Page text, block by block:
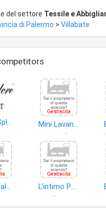
del settore Tessile e
di Palermo > Villabate
Atelier Splendore Abiti da sposa - cerimonia - accessori - alta sartoria
Mini Lavanderia Moderna di Corona Salvatore
tessili
Chakir Salah
L'intimo Pazzo Di Valentina Sparti